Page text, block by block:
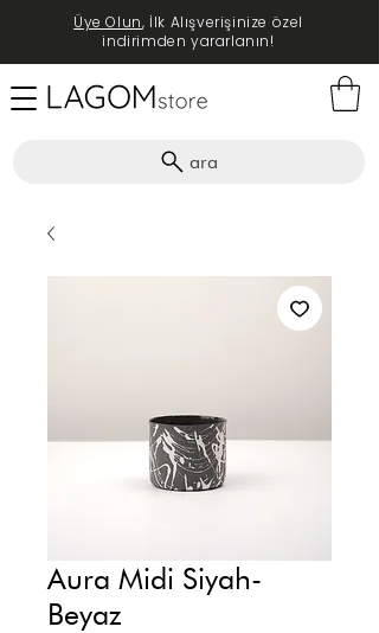
ara
Üye Olun, İlk Alışverişinize özel
indirimden yararlanın!
Aura Midi Siyah-
Beyaz